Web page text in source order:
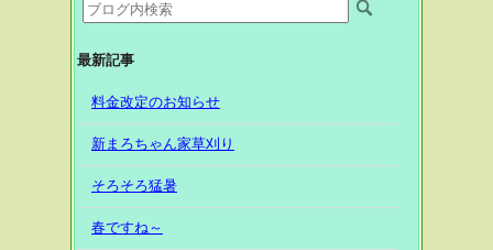
最新記事
料金改定のお知らせ
新まろちゃん家草刈り
そろそろ猛暑
春ですね～